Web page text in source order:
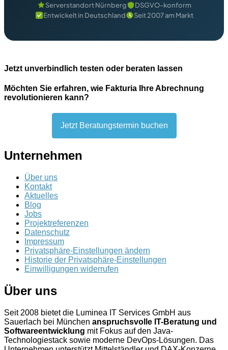
Serverstandort Nürnberg
DSGVO-konform
Entwickelt in Deutschland
Seit 2007 am Markt
Jetzt unverbindlich testen oder beraten lassen
Möchten Sie erfahren, wie Fakturia Ihre Abrechnung
revolutionieren kann?
Jetzt Beratungstermin buchen
Unternehmen
Über uns
Kontakt
Aktuelles
Blog
Jobs
Projektreferenzen
Datenschutz
Impressum
Privatsphäre-Einstellungen ändern
Historie der Privatsphäre-Einstellungen
Einwilligungen widerrufen
Über uns
Seit 2008 bietet die Luminea IT Services GmbH aus
Sauerlach bei München anspruchsvolle IT-Beratung und
Softwareentwicklung mit Fokus auf den Java-
Technologiestack sowie moderne DevOps-Lösungen. Das